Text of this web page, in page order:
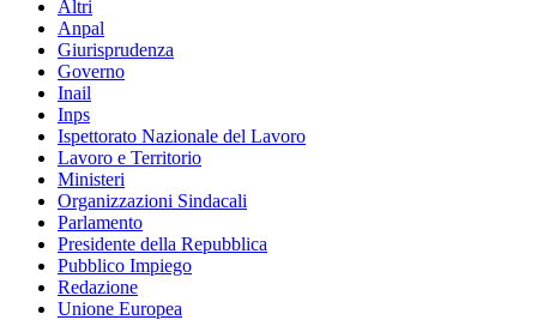
Altri
Anpal
Giurisprudenza
Governo
Inail
Inps
Ispettorato Nazionale del Lavoro
Lavoro e Territorio
Ministeri
Organizzazioni Sindacali
Parlamento
Presidente della Repubblica
Pubblico Impiego
Redazione
Unione Europea